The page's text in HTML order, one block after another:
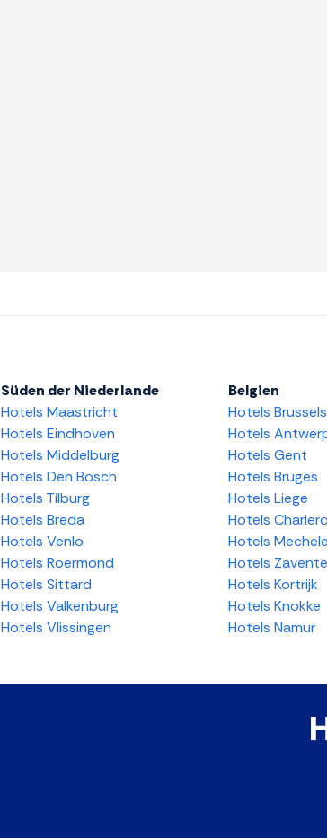
Süden der Niederlande
Hotels Maastricht
Hotels Eindhoven
Hotels Middelburg
Hotels Den Bosch
Hotels Tilburg
Hotels Breda
Hotels Venlo
Hotels Roermond
Hotels Sittard
Hotels Valkenburg
Hotels Vlissingen
Belgien
Hotels Brussels
Hotels
Hotels Gent
Hotels Bruges
Hotels Liege
Hotels
Hotels
Hotels
Hotels Kortrijk
Hotels Knokke
Hotels Namur